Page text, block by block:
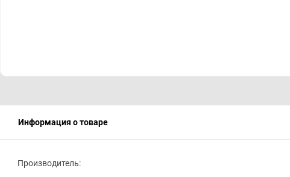
Информация о товаре
Производитель: